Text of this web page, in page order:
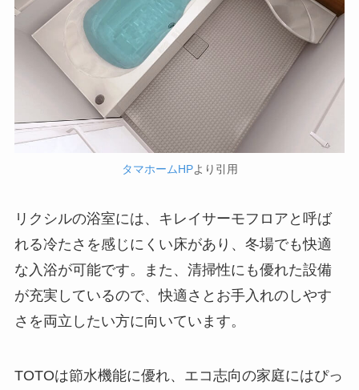
タマホームHPより引用
リクシルの浴室には、キレイサーモフロアと呼ば
れる冷たさを感じにくい床があり、冬場でも快適
な入浴が可能です。また、清掃性にも優れた設備
が充実しているので、快適さとお手入れのしやす
さを両立したい方に向いています。
TOTOは節水機能に優れ、エコ志向の家庭にはぴっ